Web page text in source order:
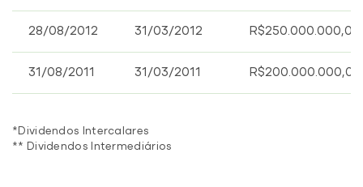
28/08/2012 31/03/2012 R$250.000.000,00
31/08/2011 31/03/2011 R$200.000.000,00
*Dividendos Intercalares
** Dividendos Intermediários